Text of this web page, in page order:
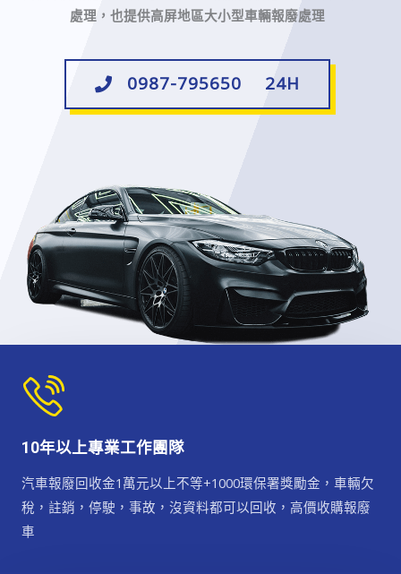
處理，也提供高屏地區大小型車輛報廢處理
0987-795650 24H
10年以上專業工作團隊
汽車報廢回收金1萬元以上不等+1000環保署獎勵金，車輛欠
稅，註銷，停駛，事故，沒資料都可以回收，高價收購報廢
車